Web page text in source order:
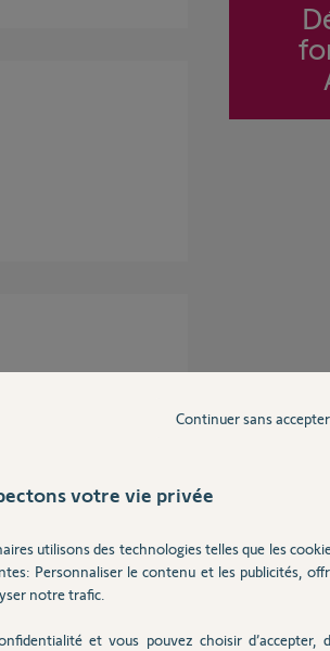
votre vie privée
utilisons des technologies telles que les
Personnaliser le contenu et les publicités,
notre trafic.
et vous pouvez choisir d’accepter,
Continuer sans